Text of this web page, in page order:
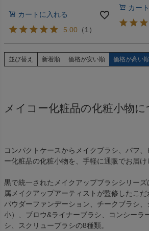
カートに入れる
5.00 （1）
カー
並び替え 新着順 価格が安い順 価格が高い
メイコー化粧品の化粧小物に
コンパクトケースからメイクブラシ、パフ
ー化粧品の化粧小物を、手軽に通販でお届け
黒で統一されたメイクアップブラシシリー
属メイクアップアーティストが監修したこだ
パウダーファンデーション、チークブラシ、
小）、ブロウ&ライナーブラシ、コンシーラ
シ、スクリューブラシの8種類。